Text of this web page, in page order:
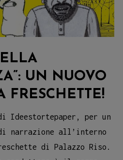
UN NUOVO
FRESCHETTE!
Ideestortepaper, per un
di narrazione all’interno
di Palazzo Riso.